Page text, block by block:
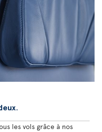
.
les vols grâce à nos